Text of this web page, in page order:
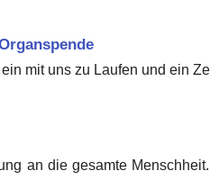
mit uns zu Laufen und ein
an die gesamte